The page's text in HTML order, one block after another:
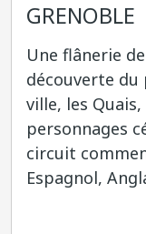
GRENOBLE
Une flânerie
découverte
ville, les
personnages
circuit
Espagnol,